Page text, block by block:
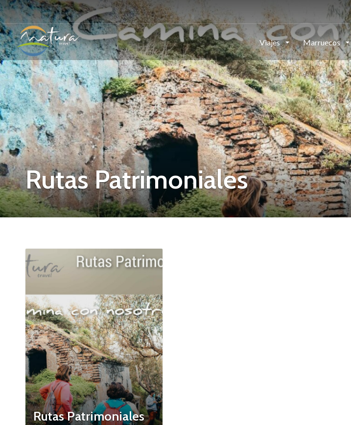
Viajes Marruecos
Rutas Patrimoniales
Rutas Patrimoniales